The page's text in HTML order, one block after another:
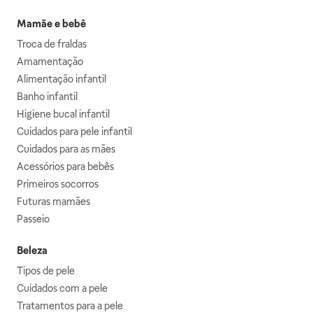
Mamãe e bebê
Troca de fraldas
Amamentação
Alimentação infantil
Banho infantil
Higiene bucal infantil
Cuidados para pele infantil
Cuidados para as mães
Acessórios para bebês
Primeiros socorros
Futuras mamães
Passeio
Beleza
Tipos de pele
Cuidados com a pele
Tratamentos para a pele